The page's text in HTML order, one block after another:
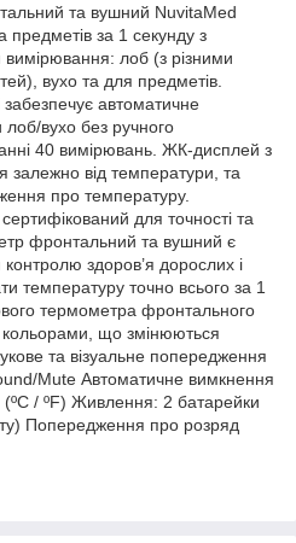
та вушний NuvitaMed
предметів за 1 секунду з
лоб (з різними
вухо та для предметів.
забезпечує автоматичне
вухо без ручного
40 вимірювань. ЖК-дисплей з
від температури, та
про температуру.
для точності та
фронтальний та вушний є
здоров’я дорослих і
температуру точно всього за 1
термометра фронтального
що змінюються
та візуальне попередження
Mute Автоматичне вимкнення
/ ºF) Живлення: 2 батарейки
Попередження про розряд